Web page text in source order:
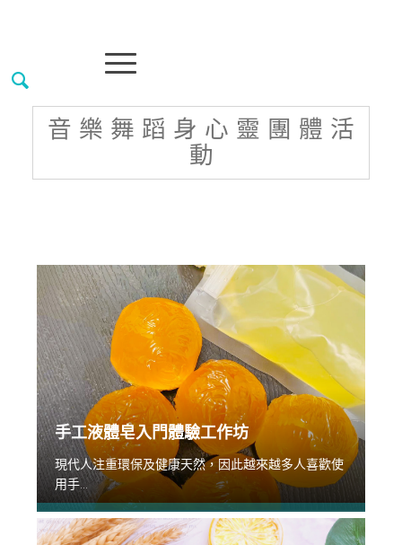
音 樂 舞 蹈 身 心 靈 團 體 活
動
手工液體皂入門體驗工作坊
現代人注重環保及健康天然，因此越來越多人喜歡使
用手...